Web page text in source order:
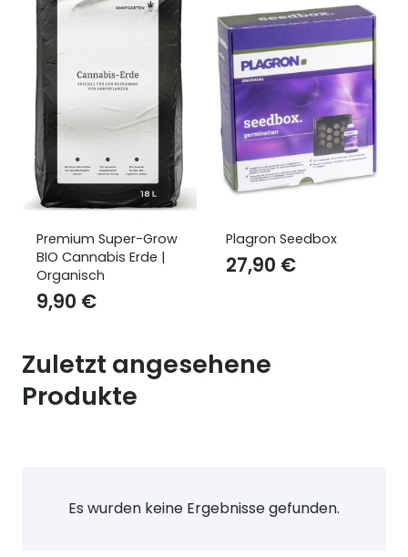
Plagron Seedbox
27,90€
BioBizz All-Mix 20l
10,90 €
Zuletzt angesehene
Produkte
Es wurden keine Ergebnisse gefunden.